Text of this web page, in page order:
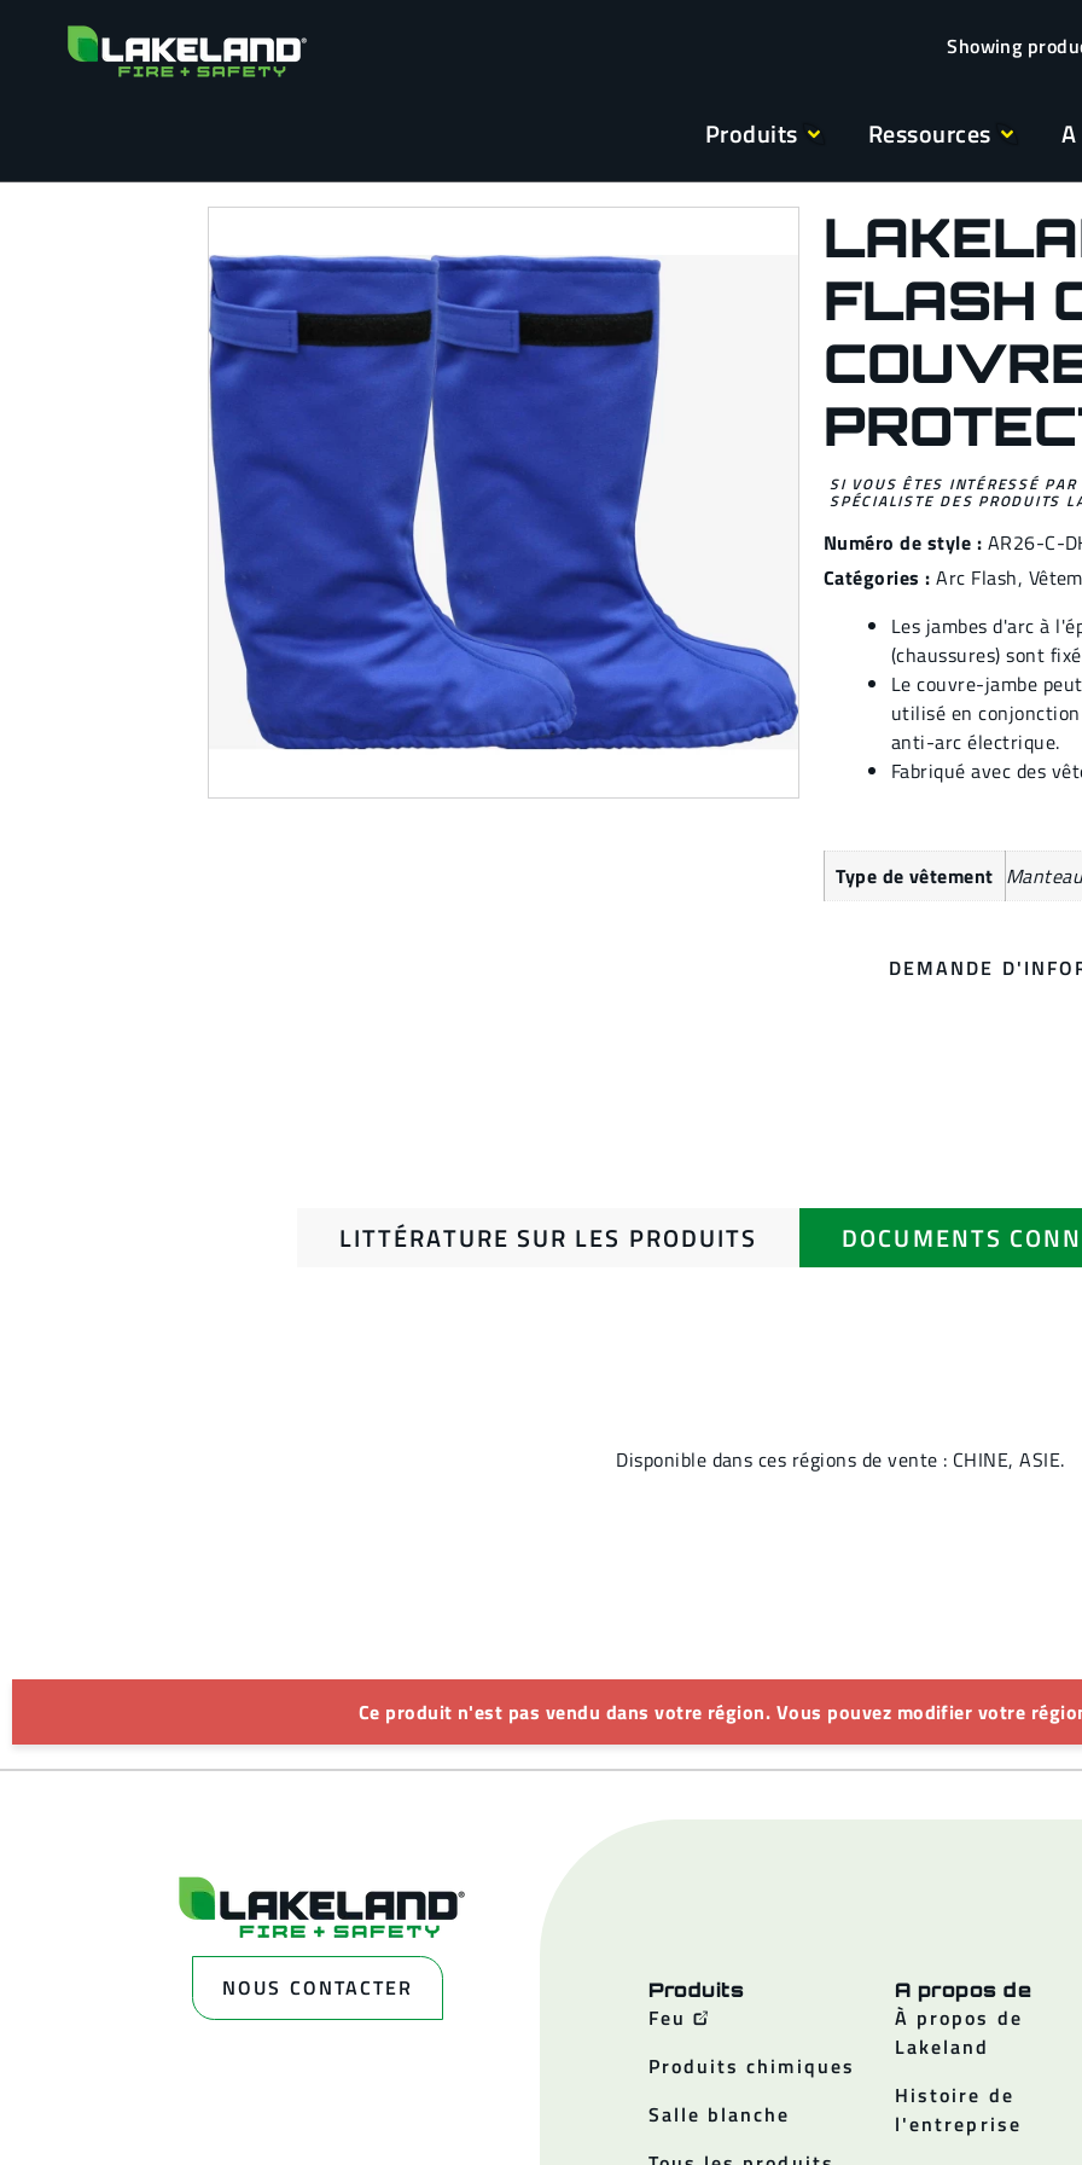
Produits Ressources
FLASH
SI VOUS ÊTES INTÉRESSÉ
SPÉCIALISTE DES PRODUITS
Numéro de style : AR26-C-
Catégories : Arc Flash,
Les jambes d'arc à
(chaussures) sont
Le couvre-jambe
utilisé en
anti-arc électrique.
Fabriqué avec des
Type de vêtement Manteau
DEMANDE
LITTÉRATURE SUR LES PRODUITS DOCUMENTS
Disponible dans ces régions de vente : CHINE, ASIE.
Ce produit n'est pas vendu dans votre région. Vous pouvez modifier votre
NOUS CONTACTER Produits
Feu
Produits chimiques
Salle blanche
A propos de
À propos de
Lakeland
Histoire de
l'entreprise